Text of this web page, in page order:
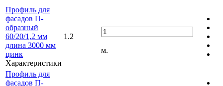
Профиль для
фасадов П-
образный
60/20/1,2 мм
длина 3000 мм
цинк
Характеристики
1.2
м.
Профиль для
фасадов П-